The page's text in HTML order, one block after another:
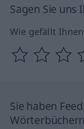
Sagen Sie uns
Wie gefällt
Sie haben